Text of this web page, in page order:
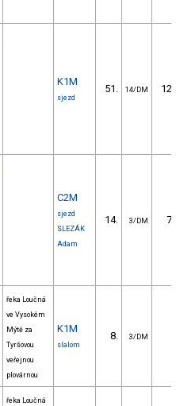
K1M
sjezd
51. 14/DM 124.07
C2M
sjezd
SLEZÁK
Adam
14. 3/DM 71.79
řeka Loučná
ve Vysokém
Mýtě za
Tyršovou
veřejnou
plovárnou
K1M
slalom
8. 3/DM
řeka Loučná